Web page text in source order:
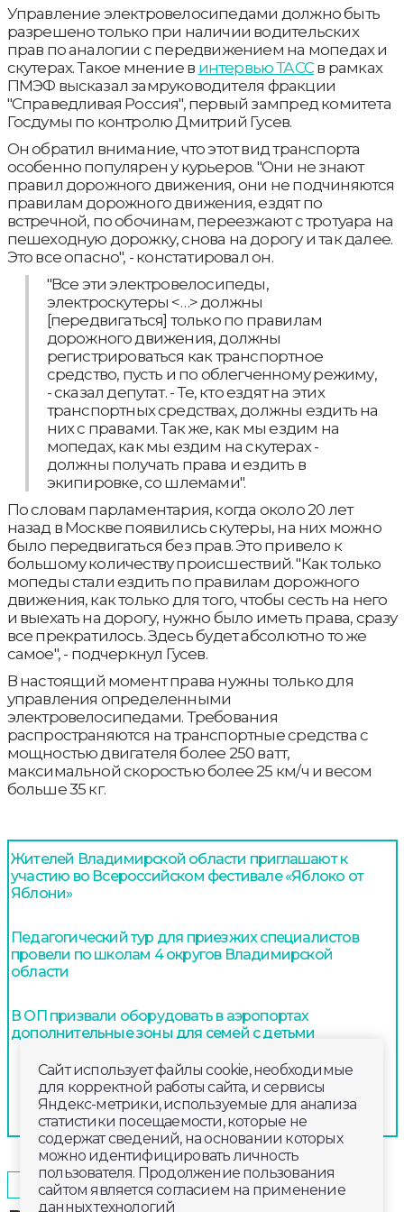
Управление электровелосипедами должно быть
разрешено только при наличии водительских
прав по аналогии с передвижением на мопедах и
скутерах. Такое мнение в интервью ТАССв рамках
ПМЭФ высказал замруководителя фракции
"Справедливая Россия", первый зампред комитета
Госдумы по контролю Дмитрий Гусев.
Он обратил внимание, что этот вид транспорта
особенно популярен у курьеров. "Они не знают
правил дорожного движения, они не подчиняются
правилам дорожного движения, ездят по
встречной, по обочинам, переезжают с тротуара на
пешеходную дорожку, снова на дорогу и так далее.
Это все опасно", - констатировал он.
"Все эти электровелосипеды,
электроскутеры <…> должны
[передвигаться] только по правилам
дорожного движения, должны
регистрироваться как транспортное
средство, пусть и по облегченному режиму,
- сказал депутат. - Те, кто ездят на этих
транспортных средствах, должны ездить на
них с правами. Так же, как мы ездим на
мопедах, как мы ездим на скутерах -
должны получать права и ездить в
экипировке, со шлемами".
По словам парламентария, когда около 20 лет
назад в Москве появились скутеры, на них можно
было передвигаться без прав. Это привело к
большому количеству происшествий. "Как только
мопеды стали ездить по правилам дорожного
движения, как только для того, чтобы сесть на него
и выехать на дорогу, нужно было иметь права, сразу
все прекратилось. Здесь будет абсолютно то же
самое", - подчеркнул Гусев.
В настоящий момент права нужны только для
управления определенными
электровелосипедами. Требования
распространяются на транспортные средства с
мощностью двигателя более 250 ватт,
максимальной скоростью более 25 км/ч и весом
больше 35 кг.
Жителей Владимирской области приглашают к
участию во Всероссийском фестивале «Яблоко от
Яблони»
Педагогический тур для приезжих специалистов
провели по школам 4 округов Владимирской
области
В ОП призвали оборудовать в аэропортах
дополнительные зоны для семей с детьми
ОБЩЕСТВО 2026-06-06 20:00
Сайт использует файлы cookie, необходимые
для корректной работы сайта, и сервисы
Яндекс-метрики, используемые для анализа
статистики посещаемости, которые не
содержат сведений, на основании которых
можно идентифицировать личность
пользователя. Продолжение пользования
сайтом является согласием на применение
данных технологий